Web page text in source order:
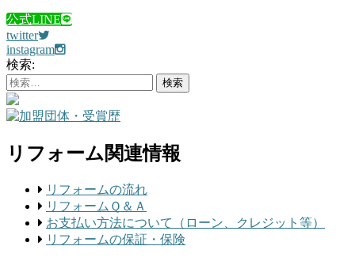
公式LINE
twitter
instagram
検索:
リフォーム関連情報
リフォームの流れ
リフォームＱ＆Ａ
お支払い方法について（ローン、クレジット等）
リフォームの保証・保険